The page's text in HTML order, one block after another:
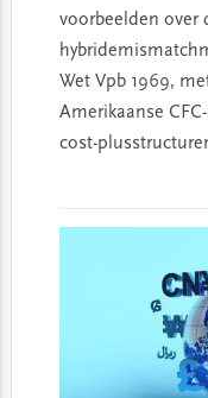
voorbeelden over
Wet Vpb 1969,
Amerikaanse
cost-